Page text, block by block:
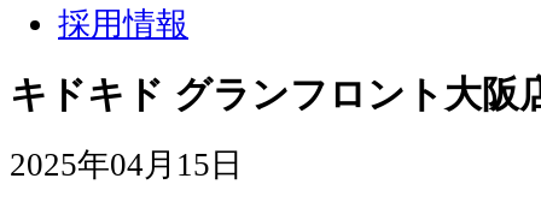
採用情報
キドキド グランフロント大阪
2025年04月15日